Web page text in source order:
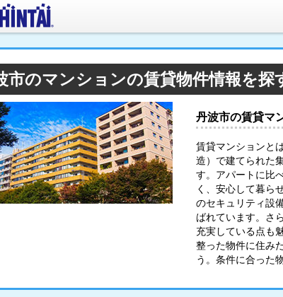
市のマンションの賃貸物件情報を探
丹波市の賃貸マ
賃貸マンションと
造）で建てられた
す。アパートに比
く、安心して暮ら
のセキュリティ設
ばれています。さ
充実している点も
整った物件に住み
う。条件に合った